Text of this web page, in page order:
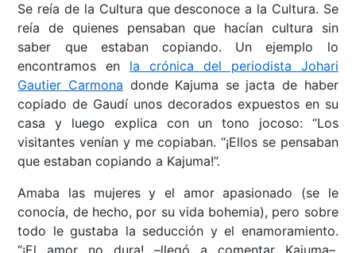
Se reía de la Cultura que desconoce a la Cultura. Se
reía de quienes pensaban que hacían cultura sin
saber que estaban copiando. Un ejemplo lo
encontramos en la crónica del periodista Johari
Gautier Carmona donde Kajuma se jacta de haber
copiado de Gaudí unos decorados expuestos en su
casa y luego explica con un tono jocoso: “Los
visitantes venían y me copiaban. “¡Ellos se pensaban
que estaban copiando a Kajuma!”.
Amaba las mujeres y el amor apasionado (se le
conocía, de hecho, por su vida bohemia), pero sobre
todo le gustaba la seducción y el enamoramiento.